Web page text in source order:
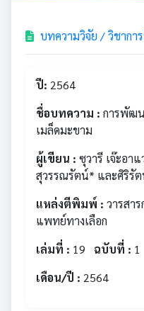
บทความวิจัย / วิชาก
ปี: 2564
ชื่อบทความ : การพัฒ
เมล็ดมะขาม
ผู้เขียน : ซุวารี เจ๊ะอา
สุวรรณรัตน์* และศิริรัต
แหล่งตีพิมพ์ : วารสา
แพทย์ทางเลือก
เล่มที่ : 19 ฉบับที่ : 1
เดือน/ปี : 2564